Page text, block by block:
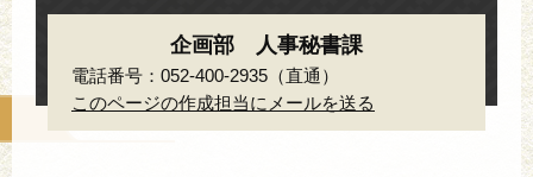
企画部 人事秘書課
電話番号：052-400-2935（直通）
このページの作成担当にメールを送る